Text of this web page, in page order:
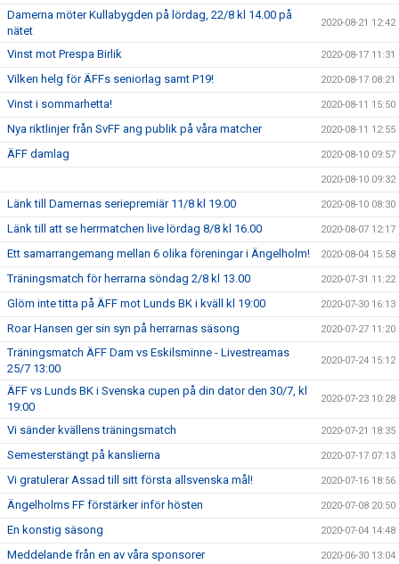
Damerna möter Kullabygden på lördag, 22/8 kl 14.00 på
nätet
2020-08-21 12:42
Vinst mot Prespa Birlik 2020-08-17 11:31
Vilken helg för ÄFFs seniorlag samt P19! 2020-08-17 08:21
Vinst i sommarhetta! 2020-08-11 15:50
Nya riktlinjer från SvFF ang publik på våra matcher 2020-08-11 12:55
ÄFF damlag 2020-08-10 09:57
2020-08-10 09:32
Länk till Damernas seriepremiär 11/8 kl 19.00 2020-08-10 08:30
Länk till att se herrmatchen live lördag 8/8 kl 16.00 2020-08-07 12:17
Ett samarrangemang mellan 6 olika föreningar i Ängelholm! 2020-08-04 15:58
Träningsmatch för herrarna söndag 2/8 kl 13.00 2020-07-31 11:22
Glöm inte titta på ÄFF mot Lunds BK i kväll kl 19:00 2020-07-30 16:13
Roar Hansen ger sin syn på herrarnas säsong 2020-07-27 11:20
Träningsmatch ÄFF Dam vs Eskilsminne - Livestreamas
25/7 13:00
2020-07-24 15:12
ÄFF vs Lunds BK i Svenska cupen på din dator den 30/7, kl
19:00
2020-07-23 10:28
Vi sänder kvällens träningsmatch 2020-07-21 18:35
Semesterstängt på kanslierna 2020-07-17 07:13
Vi gratulerar Assad till sitt första allsvenska mål! 2020-07-16 18:56
Ängelholms FF förstärker inför hösten 2020-07-08 20:50
En konstig säsong 2020-07-04 14:48
Meddelande från en av våra sponsorer 2020-06-30 13:04